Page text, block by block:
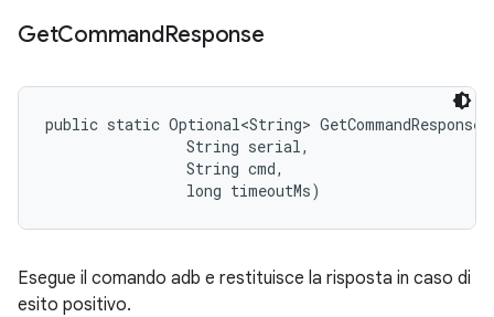
GetCommandResponse
public static Optional<String> GetCommandResponse
                String serial,
                String cmd,
                long timeoutMs)
Esegue il comando adb e restituisce la risposta in caso di
esito positivo.